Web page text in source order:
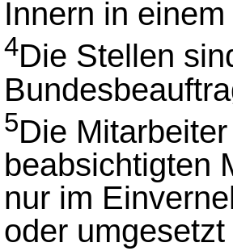
Innern in
4Die Stellen
5Die
beabsichtigten
nur im
oder